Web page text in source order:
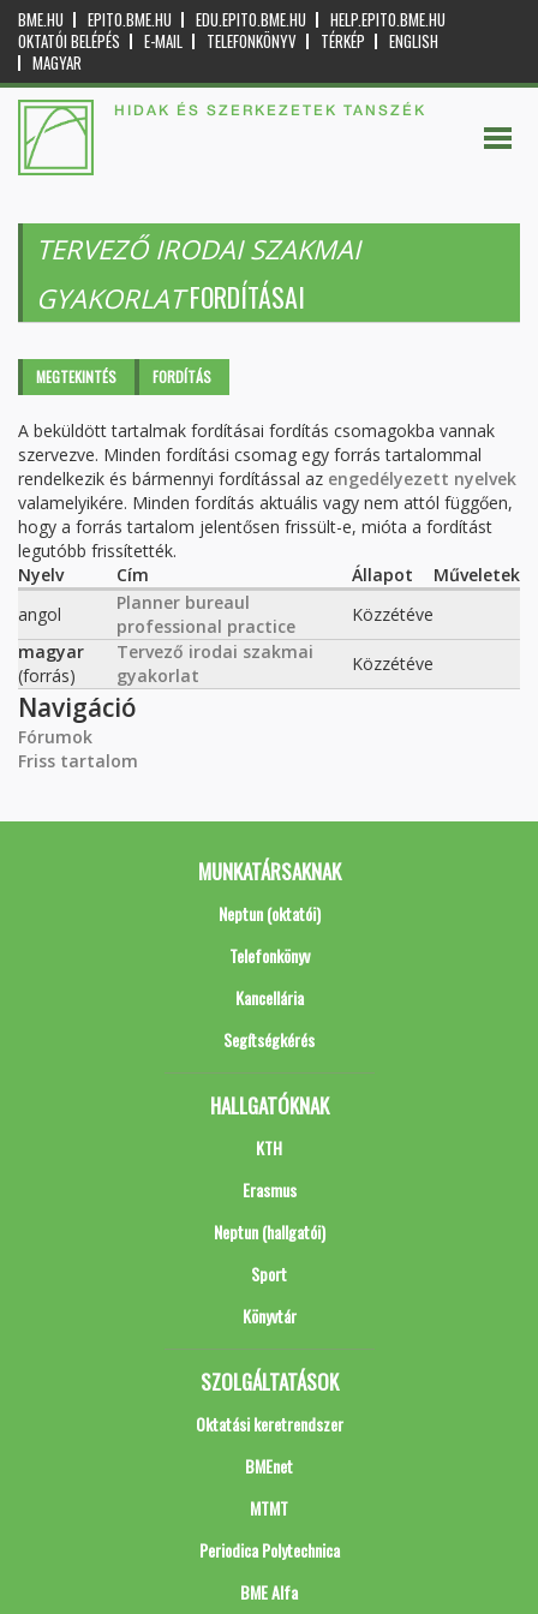
BME.HU EPITO.BME.HU EDU.EPITO.BME.HU
HELP.EPITO.BME.HU
OKTATÓI BELÉPÉS
E-MAIL TELEFONKÖNYV TÉRKÉP
ENGLISH
MAGYAR
HIDAK ÉS SZERKEZETEK TANSZÉK
TERVEZŐ IRODAI SZAKMAI
GYAKORLATFORDÍTÁSAI
Elsődleges fülek
MEGTEKINTÉS FORDÍTÁS
A beküldött tartalmak fordításai fordítás csomagokba vannak
szervezve. Minden fordítási csomag egy forrás tartalommal
rendelkezik és bármennyi fordítással az engedélyezett nyelvek
valamelyikére. Minden fordítás aktuális vagy nem attól függően,
hogy a forrás tartalom jelentősen frissült-e, mióta a fordítást
legutóbb frissítették.
Nyelv
Cím Állapot
Műveletek
angol
Planner bureaul
professional practice
Közzétéve
magyar
(forrás)
Tervező irodai szakmai
gyakorlat
Közzétéve
Navigáció
Fórumok
Friss tartalom
MUNKATÁRSAKNAK
Neptun (oktatói)
Telefonkönyv
Kancellária
Segítségkérés
HALLGATÓKNAK
KTH
Erasmus
Neptun (hallgatói)
Sport
Könyvtár
SZOLGÁLTATÁSOK
Oktatási keretrendszer
BMEnet
MTMT
Periodica Polytechnica
BME Alfa